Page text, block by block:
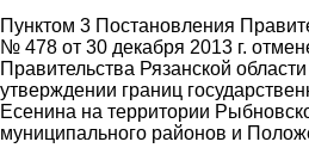
Пунктом 3 Постановления
№ 478 от 30 декабря 2013 г.
Правительства Рязанской
утверждении границ
Есенина на территории
муниципального районов и